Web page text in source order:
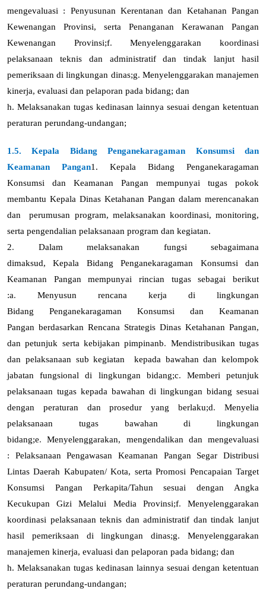
mengevaluasi : Penyusunan Kerentanan dan Ketahanan Pangan
Kewenangan Provinsi, serta Penanganan Kerawanan Pangan
Kewenangan Provinsi;f.Menyelenggarakan koordinasi
pelaksanaan teknis dan administratif dan tindak lanjut hasil
pemeriksaan di lingkungan dinas;g. Menyelenggarakan manajemen
kinerja, evaluasi dan pelaporan pada bidang; dan
h. Melaksanakan tugas kedinasan lainnya sesuai dengan ketentuan
peraturan perundang-undangan;
1.5. Kepala Bidang Penganekaragaman Konsumsi dan
Keamanan Pangan1. Kepala
Bidang Penganekaragaman
Konsumsi dan Keamanan Pangan mempunyai tugas pokok
membantu Kepala Dinas Ketahanan Pangan dalam merencanakan
dan perumusan program, melaksanakan koordinasi, monitoring,
serta pengendalian pelaksanaan program dan kegiatan.
2. Dalam melaksanakan fungsi sebagaimana
dimaksud,Kepala BidangPenganekaragaman Konsumsi dan
Keamanan Pangan mempunyai rincian tugas sebagai berikut
:a. Menyusun rencana kerja di lingkungan
Bidang Penganekaragaman Konsumsi dan Keamanan
Pangan berdasarkan Rencana Strategis Dinas Ketahanan Pangan,
dan petunjuk serta kebijakan pimpinanb. Mendistribusikan tugas
dan pelaksanaan sub kegiatan kepada bawahan dan kelompok
jabatan fungsional di lingkungan bidang;c. Memberi petunjuk
pelaksanaan tugas kepada bawahan di lingkungan bidang sesuai
dengan peraturan dan prosedur yang berlaku;d.Menyelia
pelaksanaan tugas bawahan di lingkungan
bidang;e.Menyelenggarakan, mengendalikan dan mengevaluasi
: Pelaksanaan Pengawasan Keamanan Pangan Segar Distribusi
Lintas Daerah Kabupaten/ Kota, serta Promosi Pencapaian Target
Konsumsi Pangan Perkapita/Tahun sesuai dengan Angka
Kecukupan Gizi Melalui Media Provinsi;f.Menyelenggarakan
koordinasi pelaksanaan teknis dan administratif dan tindak lanjut
hasil pemeriksaan di lingkungan dinas;g.Menyelenggarakan
manajemen kinerja, evaluasi dan pelaporan pada bidang; dan
h. Melaksanakan tugas kedinasan lainnya sesuai dengan ketentuan
peraturan perundang-undangan;